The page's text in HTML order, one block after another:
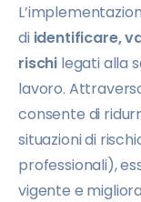
di identificare,
rischi legati alla
lavoro.
consente di
situazioni di
professionali),
vigente e